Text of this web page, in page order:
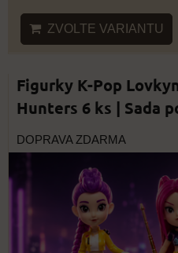
ZVOLTE VARIANTU
Figurky K-Pop
Hunters 6 ks | Sada
DOPRAVA ZDARMA